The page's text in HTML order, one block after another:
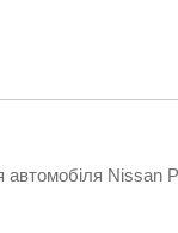
автомобіля Nissan